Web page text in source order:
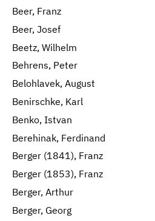
Beer, Franz
Beer, Josef
Beetz, Wilhelm
Behrens, Peter
Belohlavek, August
Benirschke, Karl
Benko, Istvan
Berehinak, Ferdinand
Berger (1841), Franz
Berger (1853), Franz
Berger, Arthur
Berger, Georg